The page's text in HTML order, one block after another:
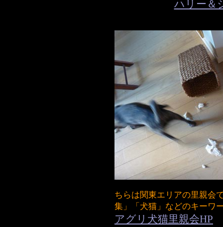
ハリー＆
ちらは関東エリアの里親会
集」「犬猫」などのキーワ
アグリ犬猫里親会HP